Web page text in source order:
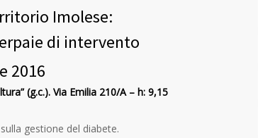
Imolese:
di intervento
2016
(g.c.). Via Emilia 210/A – h: 9,15
gestione del diabete.